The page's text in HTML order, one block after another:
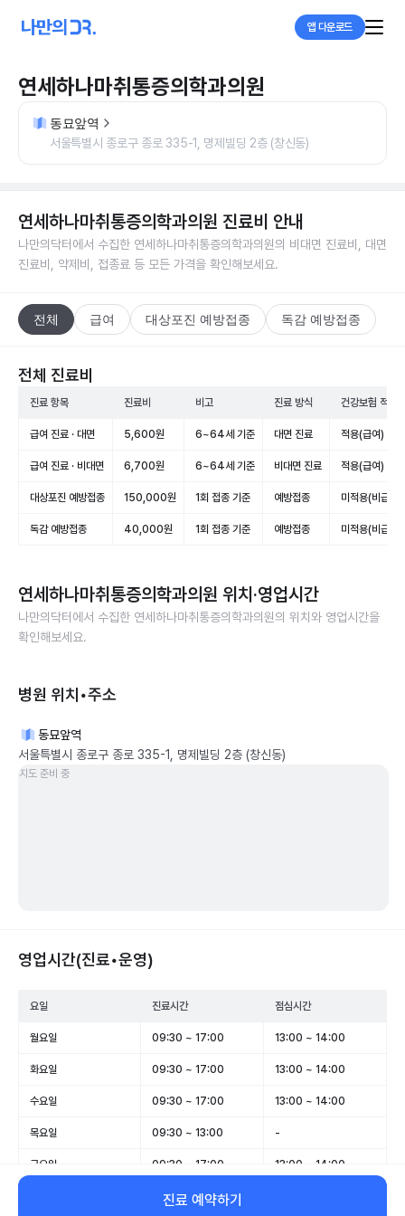
앱 다운로드
연세하나마취통증의학과의원
동묘앞역
서울특별시 종로구 종로 335-1, 명제빌딩 2층 (창신동)
연세하나마취통증의학과의원 진료비 안내
나만의닥터에서 수집한 연세하나마취통증의학과의원의 비대면 진료비, 대면
진료비, 약제비, 접종료 등 모든 가격을 확인해보세요.
전체 급여 대상포진 예방접종 독감 예방접종
전체 진료비
진료 항목 진료비 비고 진료 방식 건강보험 적용
급여 진료 · 대면 5,600원 6~64세 기준 대면 진료 적용(급여)
급여 진료 · 비대면 6,700원 6~64세 기준 비대면 진료 적용(급여)
대상포진 예방접종 150,000원 1회 접종 기준 예방접종 미적용(비급여)
독감 예방접종 40,000원 1회 접종 기준 예방접종 미적용(비급여)
연세하나마취통증의학과의원 위치·영업시간
나만의닥터에서 수집한 연세하나마취통증의학과의원의 위치와 영업시간을
확인해보세요.
병원 위치•주소
동묘앞역
서울특별시 종로구 종로 335-1, 명제빌딩 2층 (창신동)
지도 준비 중
영업시간(진료•운영)
요일 진료시간 점심시간
월요일 09:30 ~ 17:00 13:00 ~ 14:00
화요일 09:30 ~ 17:00 13:00 ~ 14:00
수요일 09:30 ~ 17:00 13:00 ~ 14:00
목요일 09:30 ~ 13:00 -
금요일 09:30 ~ 17:00 13:00 ~ 14:00
09:00 ~ 11:00
진료 예약하기